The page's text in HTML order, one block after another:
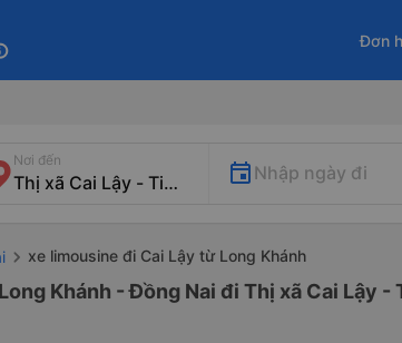
Đơn
Nơi đến
Nhập ngày đi
xe limousine đi Cai Lậy từ Long Khánh
Khánh - Đồng Nai đi Thị xã Cai Lậy -